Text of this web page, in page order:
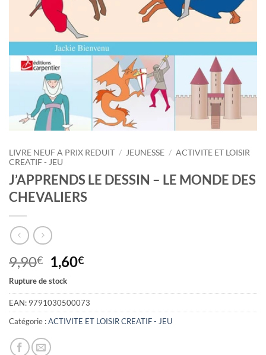
LIVRE NEUF A PRIX REDUIT / JEUNESSE / ACTIVITE ET LOISIR
CREATIF - JEU
J’APPRENDS LE DESSIN – LE MONDE DES
CHEVALIERS
9,90€
Le
prix
initial
était :
9,90€.
1,60€Le
actuel
est :
1,60€.
Rupture de stock
EAN: 9791030500073
Catégorie :ACTIVITE ET LOISIR CREATIF - JEU